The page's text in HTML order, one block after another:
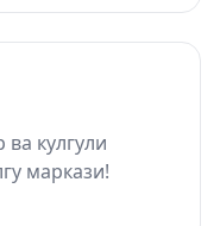
кулгули
маркази!